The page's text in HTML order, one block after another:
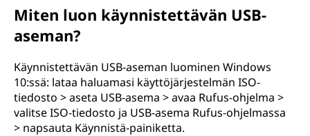
Miten luon käynnistettävän USB-
aseman?
Käynnistettävän USB-aseman luominen Windows
10:ssä: lataa haluamasi käyttöjärjestelmän ISO-
tiedosto > aseta USB-asema > avaa Rufus-ohjelma >
valitse ISO-tiedosto ja USB-asema Rufus-ohjelmassa
> napsauta Käynnistä-painiketta.